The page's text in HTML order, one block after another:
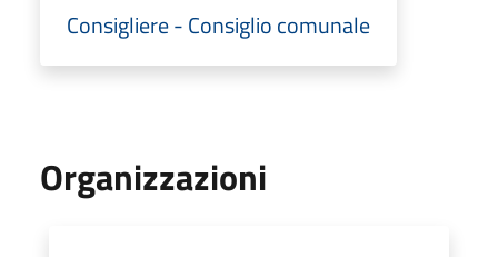
Consigliere - Consiglio comunale
Organizzazioni